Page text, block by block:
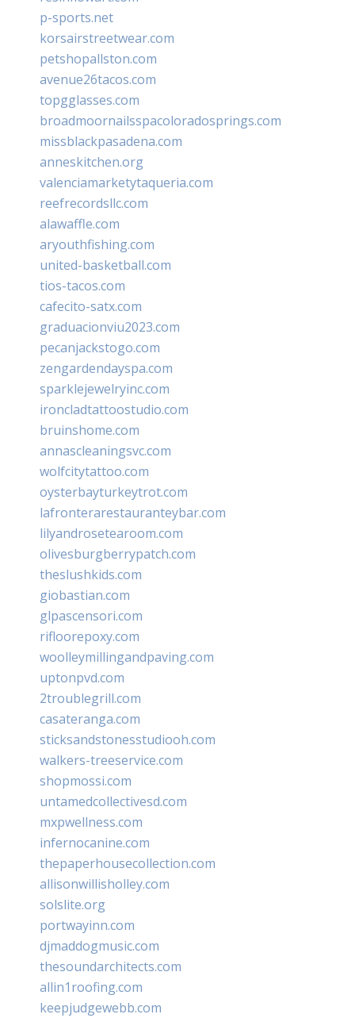
p-sports.net
korsairstreetwear.com
petshopallston.com
avenue26tacos.com
topgglasses.com
broadmoornailsspacoloradosprings.com
missblackpasadena.com
anneskitchen.org
valenciamarketytaqueria.com
reefrecordsllc.com
alawaffle.com
aryouthfishing.com
united-basketball.com
tios-tacos.com
cafecito-satx.com
graduacionviu2023.com
pecanjackstogo.com
zengardendayspa.com
sparklejewelryinc.com
ironcladtattoostudio.com
bruinshome.com
annascleaningsvc.com
wolfcitytattoo.com
oysterbayturkeytrot.com
lafronterarestauranteybar.com
lilyandrosetearoom.com
olivesburgberrypatch.com
theslushkids.com
giobastian.com
glpascensori.com
rifloorepoxy.com
woolleymillingandpaving.com
uptonpvd.com
2troublegrill.com
casateranga.com
sticksandstonesstudiooh.com
walkers-treeservice.com
shopmossi.com
untamedcollectivesd.com
mxpwellness.com
infernocanine.com
thepaperhousecollection.com
allisonwillisholley.com
solslite.org
portwayinn.com
djmaddogmusic.com
thesoundarchitects.com
allin1roofing.com
keepjudgewebb.com